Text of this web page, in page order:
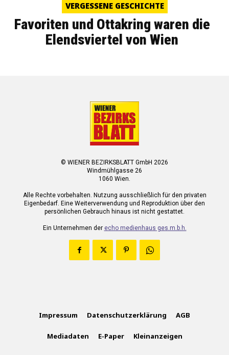
VERGESSENE GESCHICHTE
Favoriten und Ottakring waren die
Elendsviertel von Wien
© WIENER BEZIRKSBLATT GmbH 2026
Windmühlgasse 26
1060 Wien.
Alle Rechte vorbehalten. Nutzung ausschließlich für den privaten
Eigenbedarf. Eine Weiterverwendung und Reproduktion über den
persönlichen Gebrauch hinaus ist nicht gestattet.
Ein Unternehmen der echo medienhaus ges.m.b.h.
Impressum Datenschutzerklärung AGB
Mediadaten E-Paper Kleinanzeigen